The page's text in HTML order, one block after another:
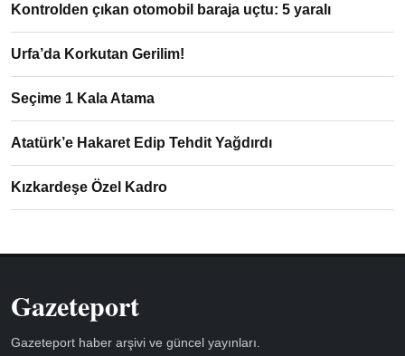
Kontrolden çıkan otomobil baraja uçtu: 5 yaralı
Urfa’da Korkutan Gerilim!
Seçime 1 Kala Atama
Atatürk’e Hakaret Edip Tehdit Yağdırdı
Kızkardeşe Özel Kadro
Gazeteport
Gazeteport haber arşivi ve güncel yayınları.